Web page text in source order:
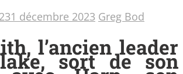
1 décembre 2023 Greg Bod
l’ancien leader
sort de son